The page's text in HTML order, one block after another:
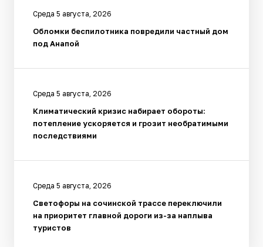
Среда 5 августа, 2026
Обломки беспилотника повредили частный дом
под Анапой
Среда 5 августа, 2026
Климатический кризис набирает обороты:
потепление ускоряется и грозит необратимыми
последствиями
Среда 5 августа, 2026
Светофоры на сочинской трассе переключили
на приоритет главной дороги из-за наплыва
туристов